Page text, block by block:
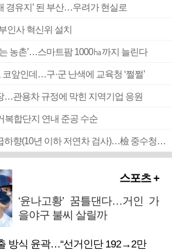
경유지’ 된 부산…우려가 현실로
인사 혁신위 설치
농촌’…스마트팜 1000㏊까지 늘린다
앞인데…구·군 난색에 교육청 ‘쩔쩔’
…관용차 규정에 막힌 지역기업 응원
복합단지 연내 준공 수순
■ 검사 신분 버리고 직급하향(10년 이하 저연차 검사)…檢 중수청행 기피
스포츠 +
‘윤나고황’ 꿈틀댄다…거인 가
을야구 불씨 살릴까
방식 윤곽…“선거인단 192→2만